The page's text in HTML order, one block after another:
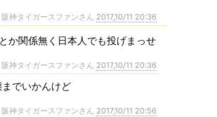
神タイガースファンさん 2017,10/11 20:36
か関係無く日本人でも投げまっせ
神タイガースファンさん 2017,10/11 20:36
でいかんけど
神タイガースファンさん 2017,10/11 20:56